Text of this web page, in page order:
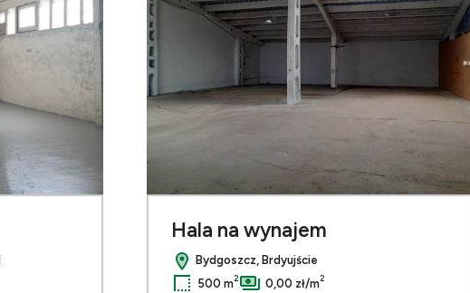
Hala na wynajem
Bydgoszcz, Brdyujście
500 m2 0,00 zł/m2